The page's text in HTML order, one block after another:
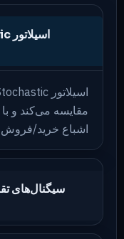
اشباع خرید/فروش